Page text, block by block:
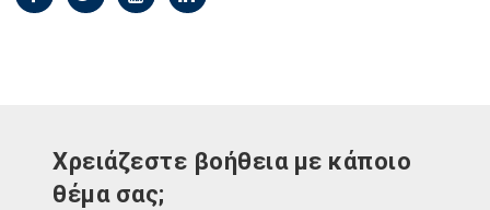
Χρειάζεστε βοήθεια με κάποιο
θέμα σας;